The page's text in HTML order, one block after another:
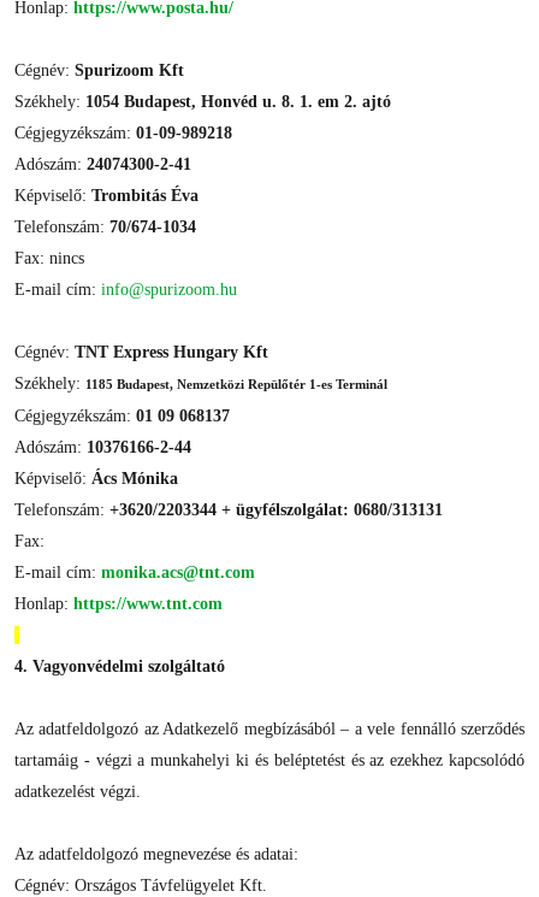
Honlap: https://www.posta.hu/
Cégnév: Spurizoom Kft
Székhely: 1054 Budapest, Honvéd u. 8. 1. em 2. ajtó
Cégjegyzékszám: 01-09-989218
Adószám: 24074300-2-41
Képviselő: Trombitás Éva
Telefonszám: 70/674-1034
Fax: nincs
E-mail cím: info@spurizoom.hu
Cégnév: TNT Express Hungary Kft
Székhely: 1185 Budapest, Nemzetközi Repülőtér 1-es Terminál
Cégjegyzékszám: 01 09 068137
Adószám: 10376166-2-44
Képviselő: Ács Mónika
Telefonszám: +3620/2203344 + ügyfélszolgálat: 0680/313131
Fax:
E-mail cím: monika.acs@tnt.com
Honlap: https://www.tnt.com
4. Vagyonvédelmi szolgáltató
Az adatfeldolgozó az Adatkezelő megbízásából – a vele fennálló szerződés
tartamáig - végzi a munkahelyi ki és beléptetést és az ezekhez kapcsolódó
adatkezelést végzi.
Az adatfeldolgozó megnevezése és adatai:
Cégnév: Országos Távfelügyelet Kft.